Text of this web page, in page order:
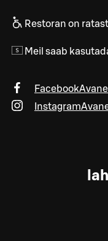
Restoran on
Meil saab
Facebook
Instagram